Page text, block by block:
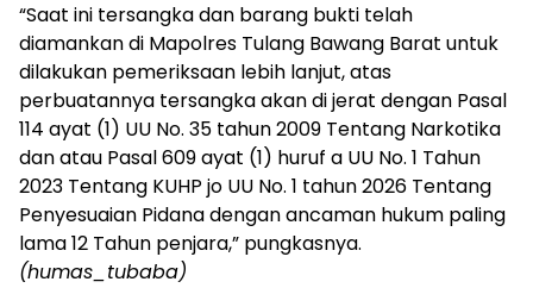
“Saat ini tersangka dan barang bukti telah
diamankan di Mapolres Tulang Bawang Barat untuk
dilakukan pemeriksaan lebih lanjut, atas
perbuatannya tersangka akan di jerat dengan Pasal
114 ayat (1) UU No. 35 tahun 2009 Tentang Narkotika
dan atau Pasal 609 ayat (1) huruf a UU No. 1 Tahun
2023 Tentang KUHP jo UU No. 1 tahun 2026 Tentang
Penyesuaian Pidana dengan ancaman hukum paling
lama 12 Tahun penjara,” pungkasnya.
(humas_tubaba)